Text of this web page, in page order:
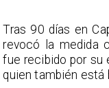
Tras 90 días en
revocó la medida
fue recibido por su
quien también está